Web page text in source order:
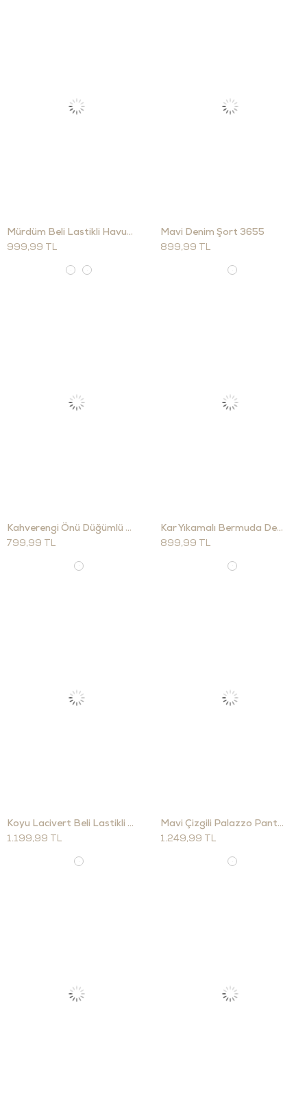
Mürdüm Beli Lastikli Havuç Kesim Pantolon 16703
999,99 TL
Mavi Denim Şort 3655
899,99 TL
Kahverengi Önü Düğümlü Etek 18482
799,99 TL
Kar Yıkamalı Bermuda Denim Şort 3644
899,99 TL
Koyu Lacivert Beli Lastikli Düz Kesim Jean 761
1.199,99 TL
Mavi Çizgili Palazzo Pantolon 0178
1.249,99 TL